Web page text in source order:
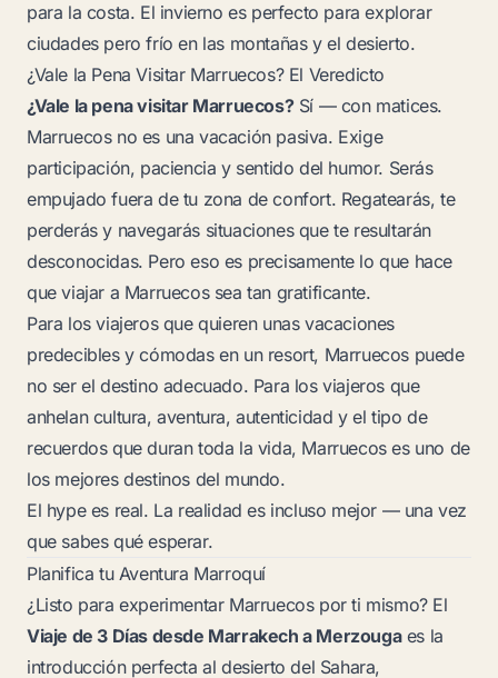
para la costa. El invierno es perfecto para explorar
ciudades pero frío en las montañas y el desierto.
¿Vale la Pena Visitar Marruecos? El Veredicto
¿Vale la pena visitar Marruecos?Sí — con matices.
Marruecos no es una vacación pasiva. Exige
participación, paciencia y sentido del humor. Serás
empujado fuera de tu zona de confort. Regatearás, te
perderás y navegarás situaciones que te resultarán
desconocidas. Pero eso es precisamente lo que hace
que viajar a Marruecos sea tan gratificante.
Para los viajeros que quieren unas vacaciones
predecibles y cómodas en un resort, Marruecos puede
no ser el destino adecuado. Para los viajeros que
anhelan cultura, aventura, autenticidad y el tipo de
recuerdos que duran toda la vida, Marruecos es uno de
los mejores destinos del mundo.
El hype es real. La realidad es incluso mejor — una vez
que sabes qué esperar.
Planifica tu Aventura Marroquí
¿Listo para experimentar Marruecos por ti mismo? El
Viaje de 3 Días desde Marrakech a Merzougaes la
introducción perfecta al desierto del Sahara,